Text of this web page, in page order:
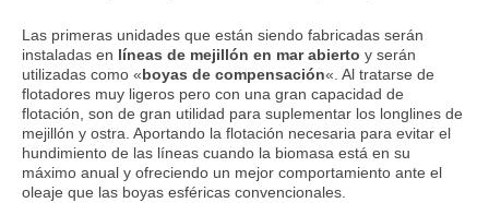
Las primeras unidades que están siendo fabricadas serán
instaladas en líneas de mejillón en mar abierto y serán
utilizadas como «boyas de compensación«. Al tratarse de
flotadores muy ligeros pero con una gran capacidad de
flotación, son de gran utilidad para suplementar los longlines de
mejillón y ostra. Aportando la flotación necesaria para evitar el
hundimiento de las líneas cuando la biomasa está en su
máximo anual y ofreciendo un mejor comportamiento ante el
oleaje que las boyas esféricas convencionales.